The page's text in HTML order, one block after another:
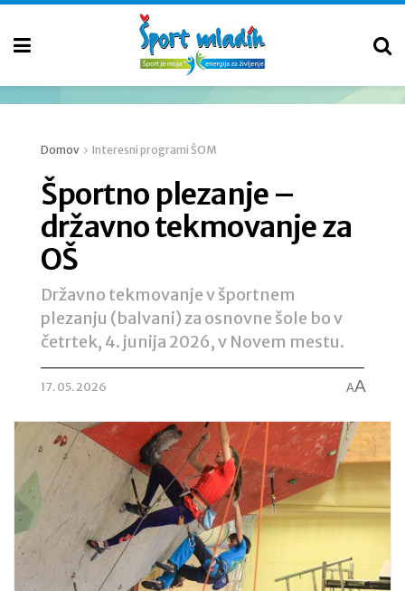
Domov Interesni programi ŠOM
Športno plezanje –
državno tekmovanje za
OŠ
Državno tekmovanje v športnem
plezanju (balvani) za osnovne šole bo v
četrtek, 4. junija 2026, v Novem mestu.
17. 05. 2026 AA